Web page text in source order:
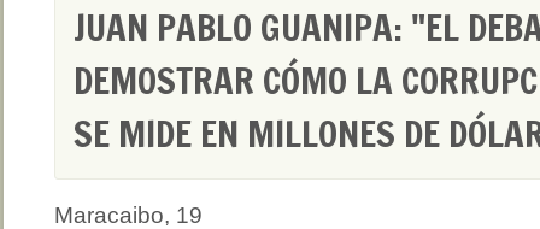
JUAN PABLO GUANIPA: "EL
DEMOSTRAR CÓMO LA
SE MIDE EN MILLONES DE
Maracaibo, 19